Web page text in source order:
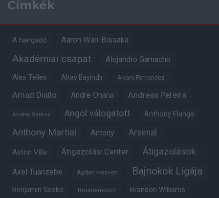
Címkék
A hangadó Aaron Wan-Bissaka
Akadémiai csapat Alejandro Garnacho
Alex Telles Altay Bayindir Alvaro Fernandez
Amad Diallo Andre Onana Andreas Pereira
Andrey Santos Angol válogatott Anthony Elanga
Anthony Martial Antony Arsenal
Aston Villa Átigazolási Center Átigazolások
Axel Tuanzebe Ayden Heaven Bajnokok Ligája
Benjamin Sesko Bournemouth Brandon Williams